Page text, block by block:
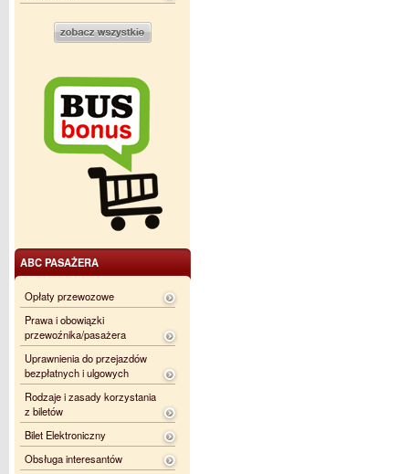
ABC PASAŻERA
Opłaty przewozowe
Prawa i obowiązki
przewoźnika/pasażera
Uprawnienia do przejazdów
bezpłatnych i ulgowych
Rodzaje i zasady korzystania
z biletów
Bilet Elektroniczny
Obsługa interesantów